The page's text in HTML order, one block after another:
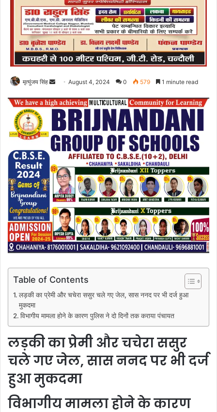
मृत्युंजय सिंह
Send
email
August 4, 2024 0 579 1 minute read
Table of Contents
लड़की का प्रेमी और चचेरा ससुर चले गए जेल, सास ननद पर भी दर्ज हुआ
मुकदमा
विभागीय मामला होने के कारण पुलिस ने दो दिनों तक कराया पंचायत
लड़की का प्रेमी और चचेरा ससुर
चले गए जेल, सास ननद पर भी दर्ज
हुआ मुकदमा
विभागीय मामला होने के कारण